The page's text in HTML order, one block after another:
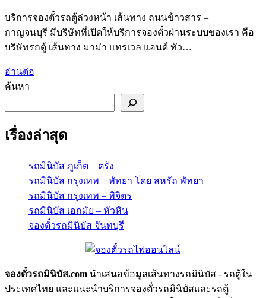
บริการจองตั๋วรถตู้ล่วงหน้า เส้นทาง ถนนข้าวสาร –
กาญจนบุรี มีบริษัทที่เปิดให้บริการจองตั๋วผ่านระบบของเรา คือ
บริษัทรถตู้ เส้นทาง มาม่า แทรเวล แอนด์ ทัว…
อ่านต่อ
ค้นหา
เรื่องล่าสุด
รถมินิบัส ภูเก็ต – ตรัง
รถมินิบัส กรุงเทพ – พัทยา โดย สหรัถ พัทยา
รถมินิบัส กรุงเทพ – พิจิตร
รถมินิบัส เอกมัย – หัวหิน
จองตั๋วรถมินิบัส จันทบุรี
จองตั๋วรถมินิบัส.com นำเสนอข้อมูลเส้นทางรถมินิบัส - รถตู้ใน
ประเทศไทย และแนะนำบริการจองตั๋วรถมินิบัสและรถตู้